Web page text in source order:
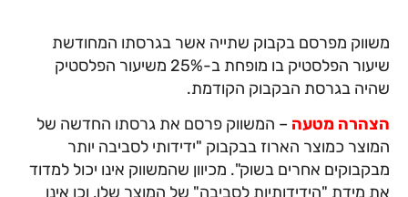
משווק מפרסם בקבוק שתייה אשר בגרסתו המחודשת
שיעור הפלסטיק בו מופחת ב-25% משיעור הפלסטיק
שהיה בגרסת הבקבוק הקודמת.
הצהרה מטעה – המשווק פרסם את גרסתו החדשה של
המוצר כמוצר הארוז בבקבוק "ידידותי לסביבה יותר
מבקבוקים אחרים בשוק". מכיוון שהמשווק אינו יכול למדוד
את מידת "הידידותיות לסביבה" של המוצר שלו, וכן אינו